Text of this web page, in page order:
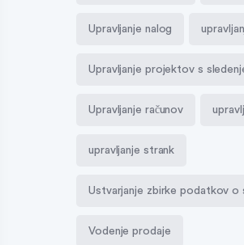
Upravljanje nalog
Upravljanje projektov s
Upravljanje računov
upravljanje strank
Ustvarjanje zbirke podatkov o
Vodenje prodaje